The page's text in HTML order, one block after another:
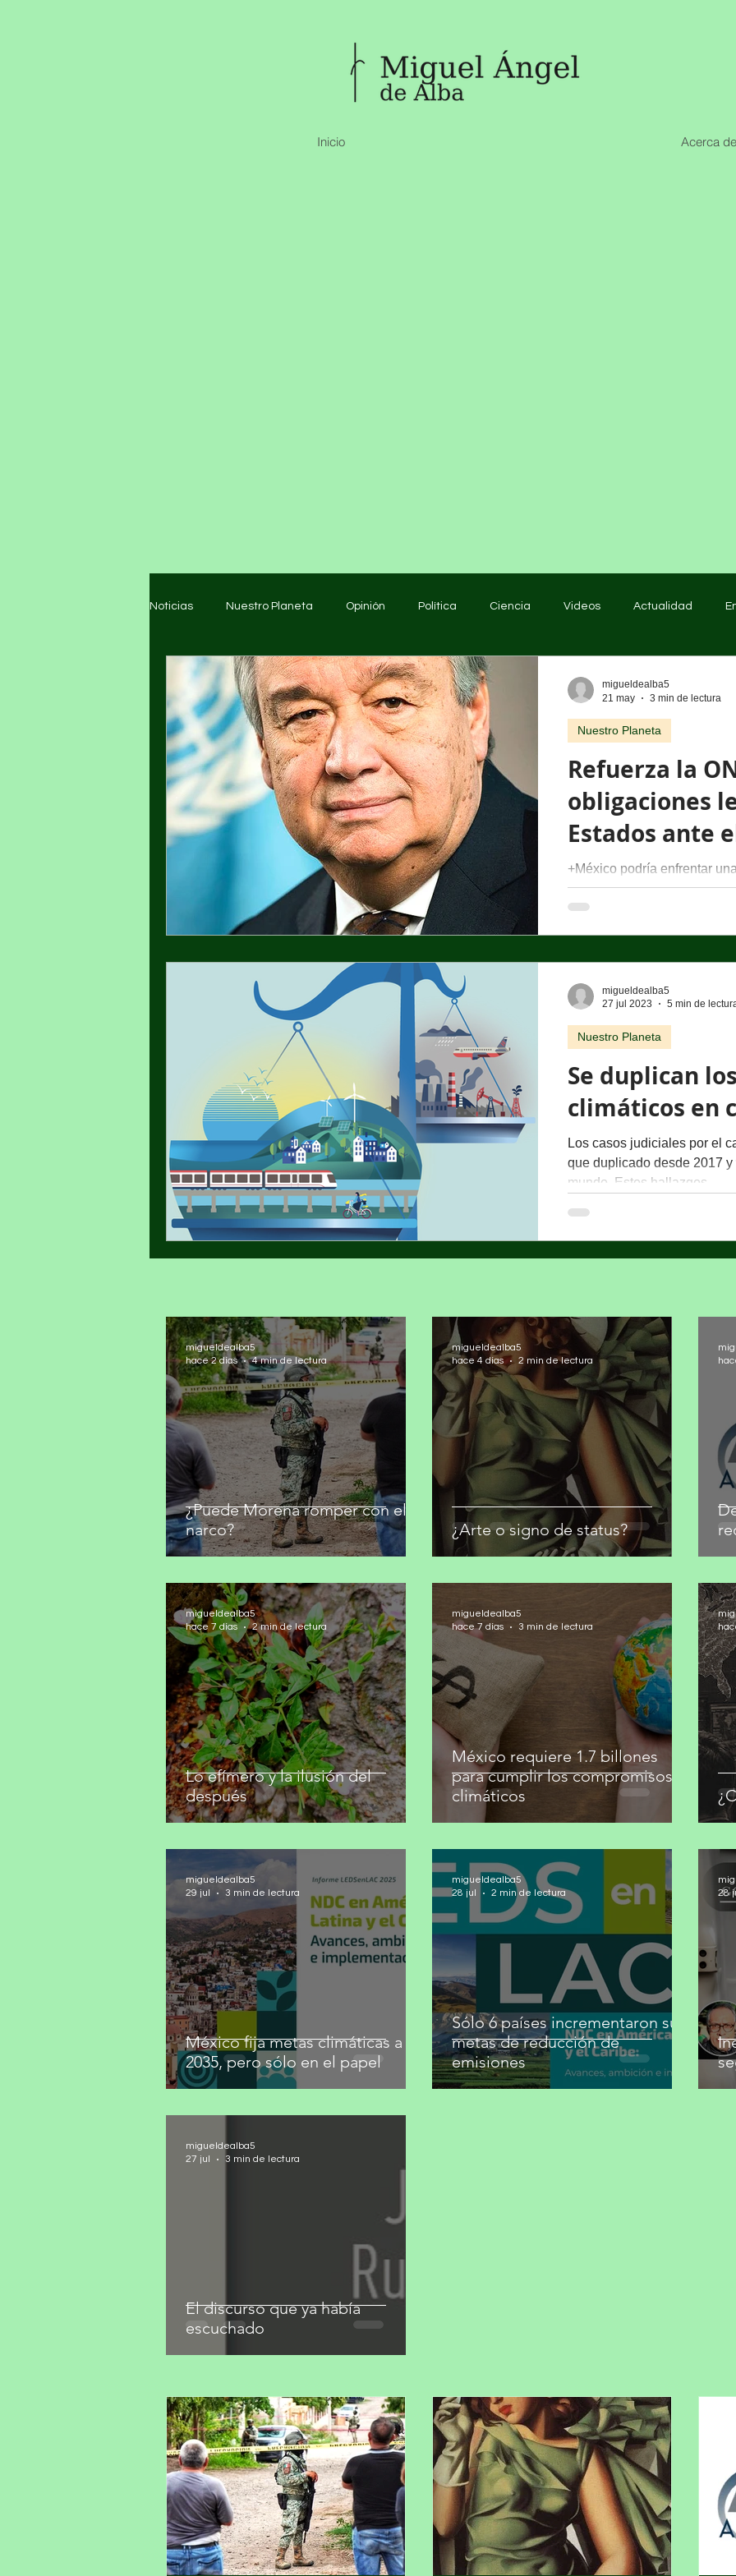
Inicio Acerca
Noticias Nuestro Planeta Opinión Política Ciencia Videos Actualidad
Arte y cultura Educación educación
Refuerza la
obligaciones
Estados ante
climático
+México podría enfrentar
la transición energética,
combustibles fósiles y
de las Naciones Unidas
para dar seguimiento a la
Corte Internacional de
obligaciones de los Estados
Nuestro Planeta
migueldealba5
21 may
3 min de lectura
Se duplican
climáticos en
Los casos judiciales por el
que duplicado desde 2017
mundo. Estos hallazgos,...
Nuestro Planeta
migueldealba5
27 jul 2023
5 min de
¿Puede Morena romper con el
narco?
migueldealba5
hace 2 días
4 min de lectura
¿Arte o signo de status?
migueldealba5
hace 4 días
2 min de lectura
Lo efímero y la ilusión del
después
migueldealba5
hace 7 días
2 min de lectura
México requiere 1.7 billones
para cumplir los compromisos
climáticos
migueldealba5
hace 7 días
3 min de lectura
México fija metas climáticas a
2035, pero sólo en el papel
migueldealba5
29 jul
3 min de lectura
Sólo 6 países incrementaron sus
metas de reducción de
emisiones
migueldealba5
28 jul
2 min de lectura
28
El discurso que ya había
escuchado
migueldealba5
27 jul
3 min de lectura